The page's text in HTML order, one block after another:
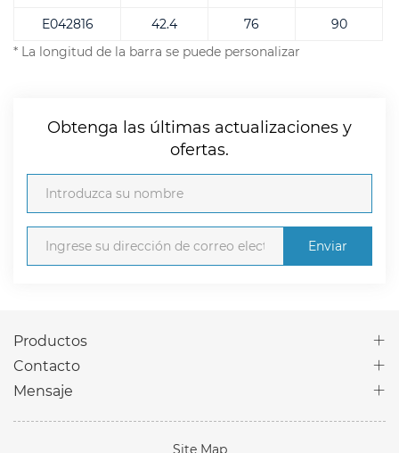
E042816
42.4 76
90
* La longitud de la barra se puede personalizar
Obtenga las últimas actualizaciones y
ofertas.
Enviar
Productos
Contacto
Mensaje
Site Map